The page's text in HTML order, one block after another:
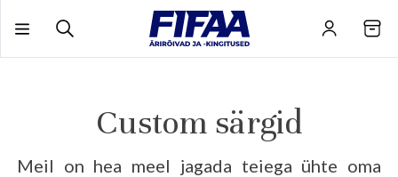
Vali toode, lisa päringule ja saa personaalne pakkumine.
Custom särgid
Meil on hea meel jagada teiega ühte oma